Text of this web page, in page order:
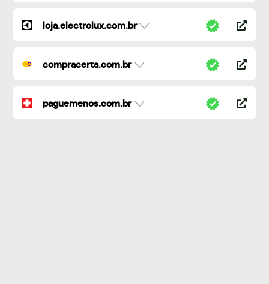
loja.electrolux.com.br
compracerta.com.br
paguemenos.com.br